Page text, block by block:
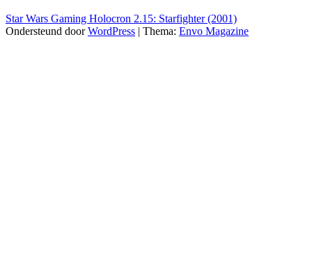
Star Wars Gaming Holocron 2.15: Starfighter (2001)
Ondersteund doorWordPress | Thema: Envo Magazine